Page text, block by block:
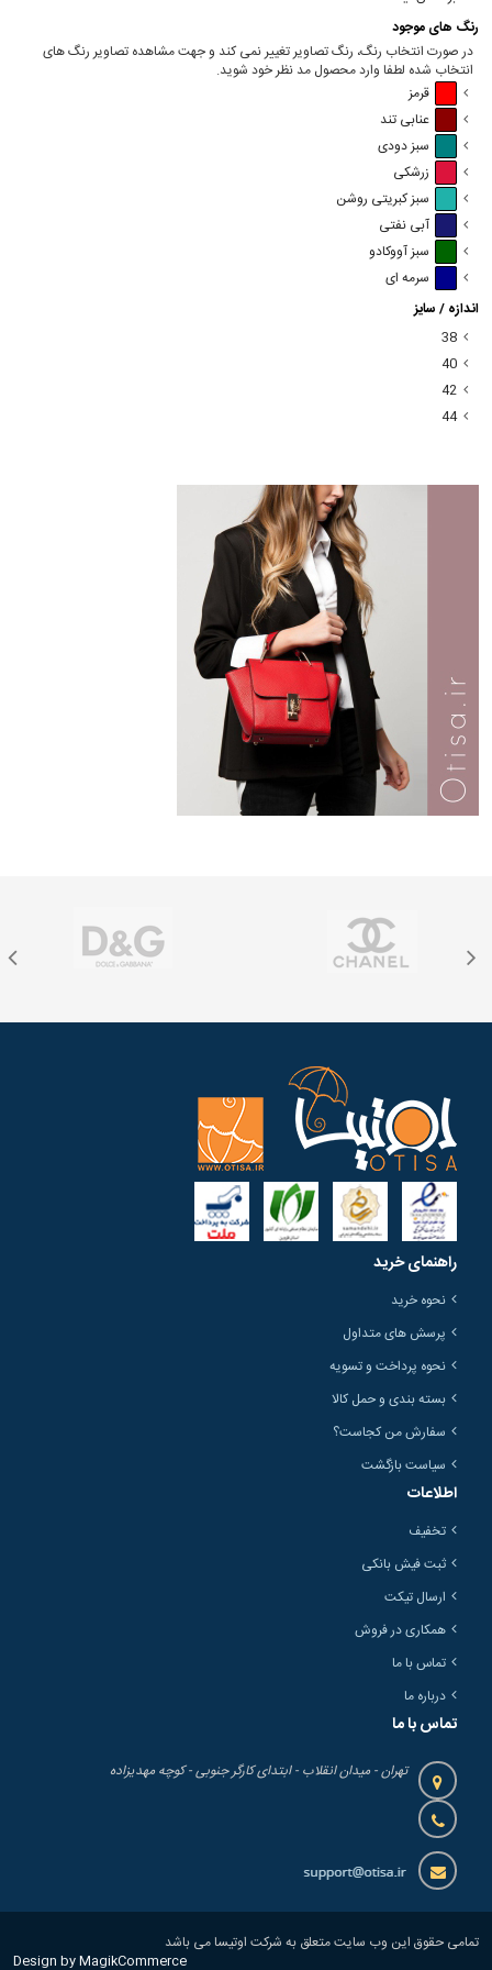
رنگ های موجود
در صورت انتخاب رنگ، رنگ تصاویر تغییر نمی کند و جهت مشاهده تصاویر رنگ های
انتخاب شده لطفا وارد محصول مد نظر خود شوید.
قرمز
عنابی تند
سبز دودی
زرشکی
سبز کبریتی روشن
آبی نفتی
سبز آووکادو
سرمه ای
اندازه / سایز
38
40
42
44
راهنمای خرید
نحوه خرید
پرسش های متداول
نحوه پرداخت و تسویه
بسته بندی و حمل کالا
سفارش من کجاست؟
سیاست بازگشت
اطلاعات
تخفیف
ثبت فیش بانکی
ارسال تیکت
همکاری در فروش
تماس با ما
درباره ما
تماس با ما
تهران - میدان انقلاب - ابتدای کارگر جنوبی - کوچه مهدیزاده
تمامی حقوق این وب سایت متعلق به شرکت اوتیسا می باشد
Design by MagikCommerce